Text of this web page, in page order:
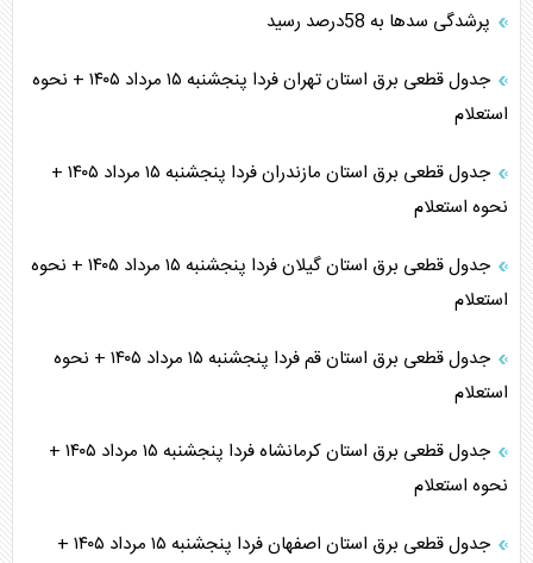
پرشدگی سدها به 58درصد رسید
جدول قطعی برق استان تهران فردا پنجشنبه ۱۵ مرداد ۱۴۰۵ + نحوه
استعلام
جدول قطعی برق استان مازندران فردا پنجشنبه ۱۵ مرداد ۱۴۰۵ +
نحوه استعلام
جدول قطعی برق استان گیلان فردا پنجشنبه ۱۵ مرداد ۱۴۰۵ + نحوه
استعلام
جدول قطعی برق استان قم فردا پنجشنبه ۱۵ مرداد ۱۴۰۵ + نحوه
استعلام
جدول قطعی برق استان کرمانشاه فردا پنجشنبه ۱۵ مرداد ۱۴۰۵ +
نحوه استعلام
جدول قطعی برق استان اصفهان فردا پنجشنبه ۱۵ مرداد ۱۴۰۵ +